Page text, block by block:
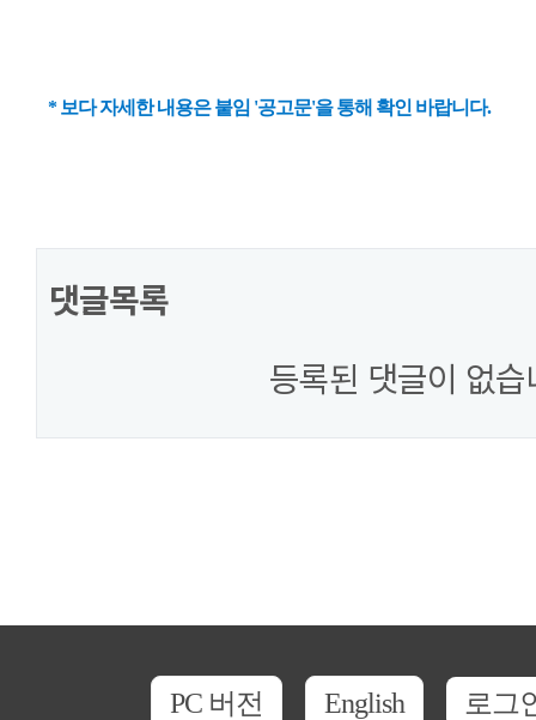
* 보다 자세한 내용은 붙임 '공고문'을 통해 확인 바랍니다.
댓글목록
등록된 댓글이 없습
PC 버전 English 로그